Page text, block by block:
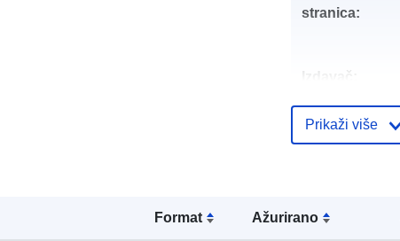
Formаt Ažurirano
stranica:
Izdavač:
registar:
Prikaži više